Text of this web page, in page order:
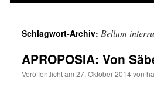
Schlagwort-Archiv: Bellum
APROPOSIA: Von
Veröffentlicht am 27. Oktober 2014von